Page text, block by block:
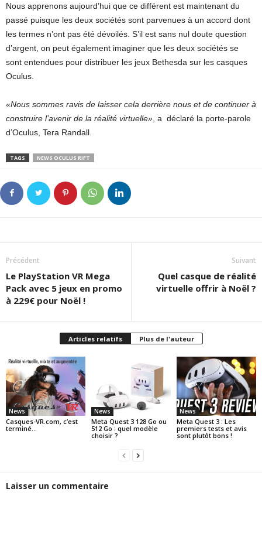
Nous apprenons aujourd’hui que ce différent est maintenant du
passé puisque les deux sociétés sont parvenues à un accord dont
les termes n’ont pas été dévoilés. S’il est sans nul doute question
d’argent, on peut également imaginer que les deux sociétés se
sont entendues pour distribuer les jeux Bethesda sur les casques
Oculus.
«Nous sommes ravis de laisser cela derrière nous et de continuer à
construire l’avenir de la réalité virtuelle» , a déclaré la porte-parole
d’Oculus, Tera Randall.
TAGS NEWS OCULUS RIFT
Précédent
Le PlayStation VR Mega
Pack avec 5 jeux en promo
à 229€ pour Noël !
Suivant
Quel casque de réalité
virtuelle offrir à Noël ?
Articles relatifs Plus de l'auteur
News
Casques-VR.com, c’est
terminé…
News
Meta Quest 3 128 Go ou
512 Go : quel modèle
choisir ?
News
Meta Quest 3 : Les
premiers tests et avis
sont plutôt bons !
Laisser un commentaire